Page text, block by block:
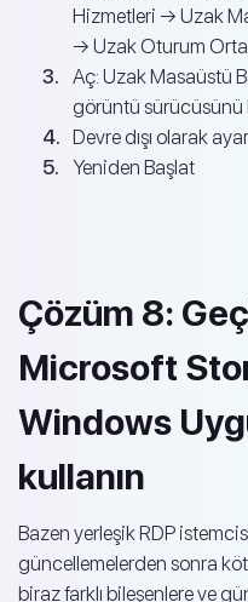
Hizmetleri → Uzak
→ Uzak Oturum
Aç: Uzak Masaüstü
görüntü sürücüsünü
Devre dışı olarak
Yeniden Başlat
Çözüm 8:
Microsoft
Windows
kullanın
Bazen yerleşik RDP
güncellemelerden sonra
biraz farklı bileşenlere ve